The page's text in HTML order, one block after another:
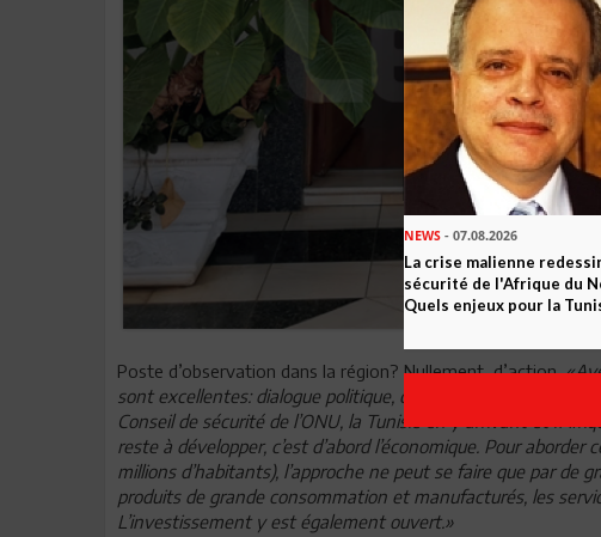
Poste d’observation dans la région? Nullement, d’action.
sont excellentes: dialogue politique, concertations et
Conseil de sécurité de l’ONU, la Tunisie en y arrivant et
reste à développer, c’est d’abord l’économique. Pour
millions d’habitants), l’approche ne peut se faire que par de
produits de grande consommation et manufacturés, les
L’investissement y est également ouvert.»
NEWS - 07.08.2026
La crise malienne
sécurité de l'Afrique du
Quels enjeux pour la